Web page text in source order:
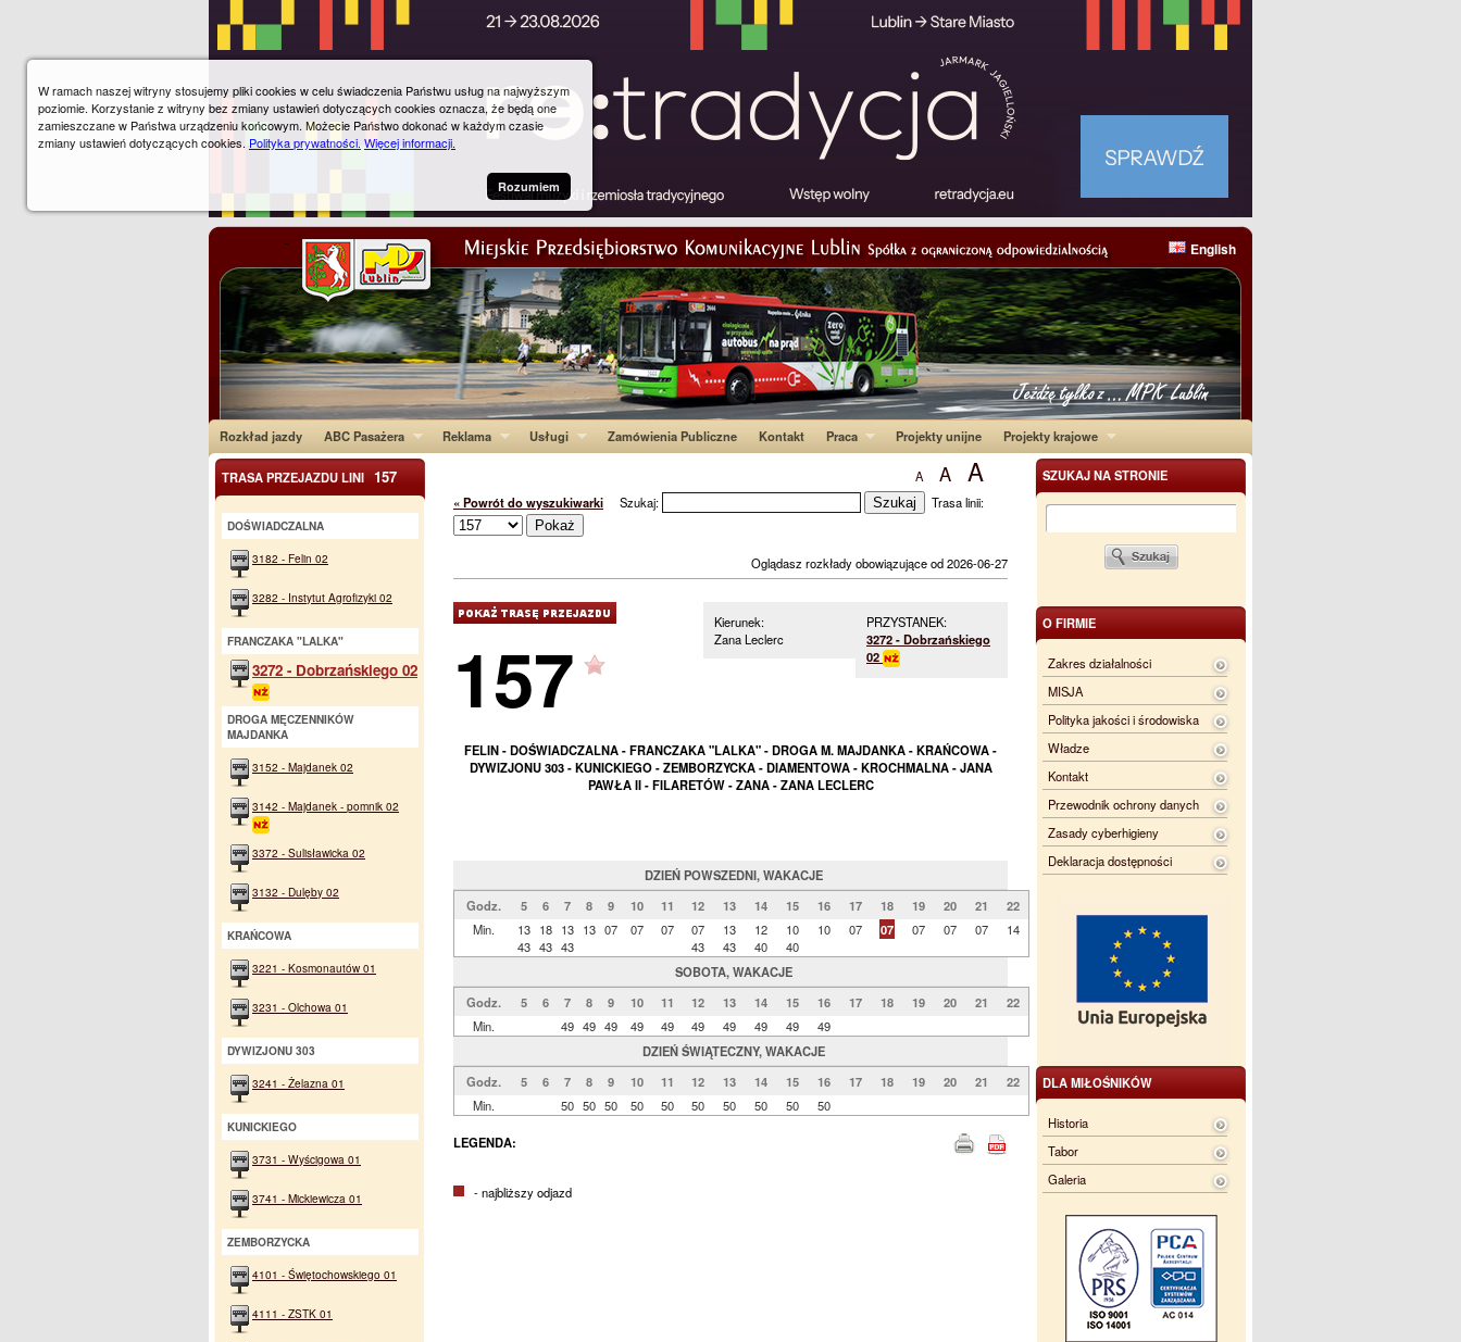
English
Rozkład jazdy ABC Pasażera Reklama Usługi Zamówienia Publiczne Kontakt Praca Projekty unijne Projekty krajowe
SZUKAJ NA STRONIE
O FIRMIE
Zakres działalności
MISJA
Polityka jakości i środowiska
Władze
Kontakt
Przewodnik ochrony danych
Zasady cyberhigieny
Deklaracja dostępności
DLA MIŁOŚNIKÓW
Historia
Tabor
Galeria
A A A
« Powrót do wyszukiwarki Szukaj: Trasa linii:
Oglądasz rozkłady obowiązujące od 2026-06-27
PRZYSTANEK:
3272 - Dobrzańskiego
02
Kierunek:
Zana Leclerc
157
FELIN - DOŚWIADCZALNA - FRANCZAKA "LALKA" - DROGA M. MAJDANKA - KRAŃCOWA -
DYWIZJONU 303 - KUNICKIEGO - ZEMBORZYCKA - DIAMENTOWA - KROCHMALNA - JANA
PAWŁA II - FILARETÓW - ZANA - ZANA LECLERC
DZIEŃ POWSZEDNI, WAKACJE
Godz.
5 6 7 8 9 10 11 12 13 14 15 16 17 18 19 20 21
22
Min.
13
43
18
43
13
43
13 07 07 07
07
43
13
43
12
40
10
40
10 07 07 07 07 07 14
SOBOTA, WAKACJE
Godz.
5 6 7 8 9 10 11 12 13 14 15 16 17 18 19 20 21
22
Min.
49 49 49 49 49 49 49 49 49
49
DZIEŃ ŚWIĄTECZNY, WAKACJE
Godz.
5 6 7 8 9 10 11 12 13 14 15 16 17 18 19 20 21
22
Min.
50 50 50 50 50 50 50 50 50 50
LEGENDA:
- najbliższy odjazd
TRASA PRZEJAZDU LINI 157
DOŚWIADCZALNA
3182 - Felin 02
3282 - Instytut Agrofizyki 02
FRANCZAKA "LALKA"
3272 - Dobrzańskiego 02
DROGA MĘCZENNIKÓW
MAJDANKA
3152 - Majdanek 02
3142 - Majdanek - pomnik 02
3372 - Sulisławicka 02
3132 - Dulęby 02
KRAŃCOWA
3221 - Kosmonautów 01
3231 - Olchowa 01
DYWIZJONU 303
3241 - Żelazna 01
KUNICKIEGO
3731 - Wyścigowa 01
3741 - Mickiewicza 01
ZEMBORZYCKA
4101 - Świętochowskiego 01
4111 - ZSTK 01
W ramach naszej witryny stosujemy pliki cookies w celu świadczenia Państwu usług na najwyższym
poziomie. Korzystanie z witryny bez zmiany ustawień dotyczących cookies oznacza, że będą one
zamieszczane w Państwa urządzeniu końcowym. Możecie Państwo dokonać w każdym czasie
zmiany ustawień dotyczących cookies. Polityka prywatności. Więcej informacji.
Rozumiem